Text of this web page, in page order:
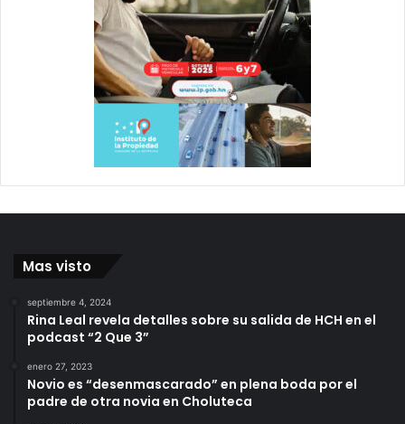
Mas visto
septiembre 4, 2024
Rina Leal revela detalles sobre su salida de HCH en el
podcast “2 Que 3”
enero 27, 2023
Novio es “desenmascarado” en plena boda por el
padre de otra novia en Choluteca